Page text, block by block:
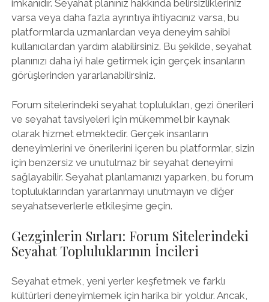
imkanıdır. Seyahat planınız hakkında belirsizlikleriniz
varsa veya daha fazla ayrıntıya ihtiyacınız varsa, bu
platformlarda uzmanlardan veya deneyim sahibi
kullanıcılardan yardım alabilirsiniz. Bu şekilde, seyahat
planınızı daha iyi hale getirmek için gerçek insanların
görüşlerinden yararlanabilirsiniz.
Forum sitelerindeki seyahat toplulukları, gezi önerileri
ve seyahat tavsiyeleri için mükemmel bir kaynak
olarak hizmet etmektedir. Gerçek insanların
deneyimlerini ve önerilerini içeren bu platformlar, sizin
için benzersiz ve unutulmaz bir seyahat deneyimi
sağlayabilir. Seyahat planlamanızı yaparken, bu forum
topluluklarından yararlanmayı unutmayın ve diğer
seyahatseverlerle etkileşime geçin.
Gezginlerin Sırları: Forum Sitelerindeki
Seyahat Topluluklarının İncileri
Seyahat etmek, yeni yerler keşfetmek ve farklı
kültürleri deneyimlemek için harika bir yoldur. Ancak,